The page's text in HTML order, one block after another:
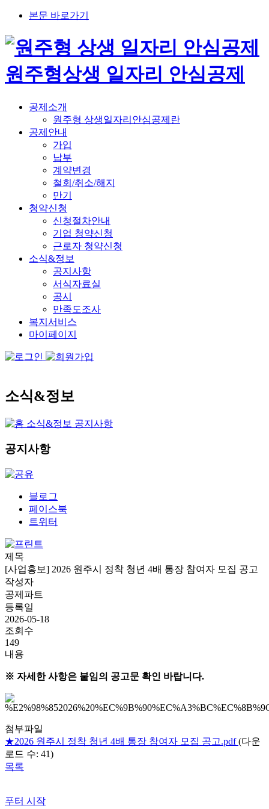
본문 바로가기
원주형상생 일자리 안심공제
공제소개
원주형 상생일자리안심공제란
공제안내
가입
납부
계약변경
철회/취소/해지
만기
청약신청
신청절차안내
기업 청약신청
근로자 청약신청
소식&정보
공지사항
서식자료실
공시
만족도조사
복지서비스
마이페이지
소식&정보
소식&정보 공지사항
공지사항
블로그
페이스북
트위터
제목
[사업홍보] 2026 원주시 정착 청년 4배 통장 참여자 모집 공고
작성자
공제파트
등록일
2026-05-18
조회수
149
내용
※ 자세한 사항은 붙임의 공고문 확인 바랍니다.
첨부파일
★2026 원주시 정착 청년 4배 통장 참여자 모집 공고.pdf(다운
로드 수: 41)
목록
푸터 시작